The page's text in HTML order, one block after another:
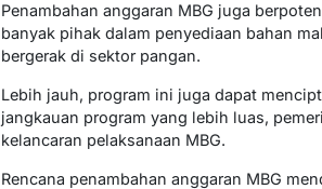
Penambahan anggaran MBG juga
banyak pihak dalam penyediaan bahan
bergerak di sektor pangan.
Lebih jauh, program ini juga dapat
jangkauan program yang lebih luas,
kelancaran pelaksanaan MBG.
Rencana penambahan anggaran MBG